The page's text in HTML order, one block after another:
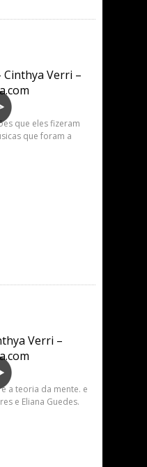
Cinthya Verri –
que eles fizeram
que foram a
Verri –
a teoria da mente. e
e Eliana Guedes.